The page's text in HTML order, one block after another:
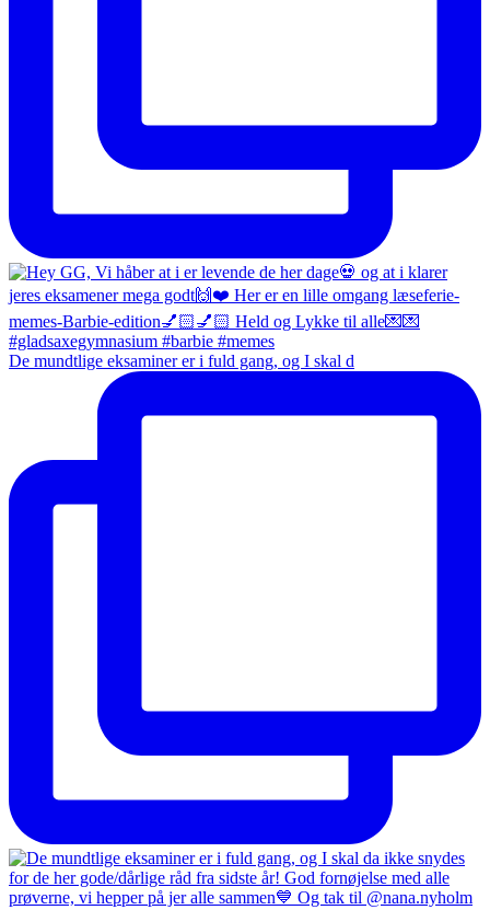
De mundtlige eksaminer er i fuld gang, og I skal d